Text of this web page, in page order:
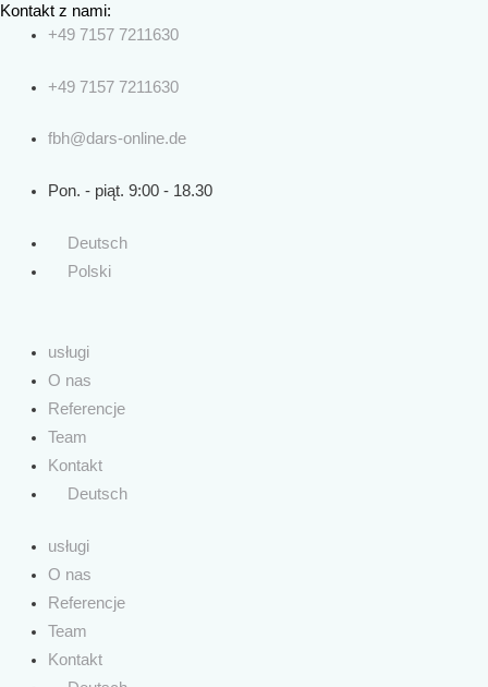
Kontakt z nami:
+49 7157 7211630
+49 7157 7211630
fbh@dars-online.de
Pon. - piąt. 9:00 - 18.30
Deutsch
Polski
usługi
O nas
Referencje
Team
Kontakt
Deutsch
usługi
O nas
Referencje
Team
Kontakt